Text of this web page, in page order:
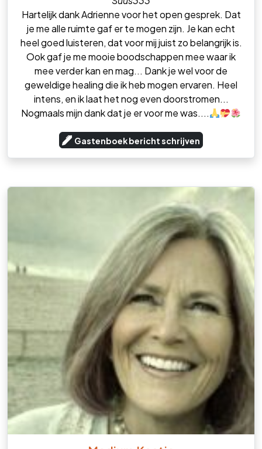
Hartelijk dank Adrienne voor het open gesprek. Dat
je me alle ruimte gaf er te mogen zijn. Je kan echt
heel goed luisteren, dat voor mij juist zo belangrijk is.
Ook gaf je me mooie boodschappen mee waar ik
mee verder kan en mag... Dank je wel voor de
geweldige healing die ik heb mogen ervaren. Heel
intens, en ik laat het nog even doorstromen...
Nogmaals mijn dank dat je er voor me was....
Gastenboek bericht schrijven